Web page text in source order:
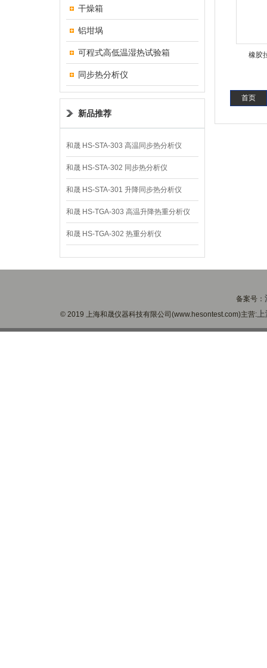
干燥箱
铝坩埚
可程式高低温湿热试验箱
同步热分析仪
新品推荐
和晟 HS-STA-303 高温同步热分析仪
和晟 HS-STA-302 同步热分析仪
和晟 HS-STA-301 升降同步热分析仪
和晟 HS-TGA-303 高温升降热重分析仪
和晟 HS-TGA-302 热重分析仪
橡胶
首页
备案号：
© 2019 上海和晟仪器科技有限公司(www.hesontest.com)主营:上